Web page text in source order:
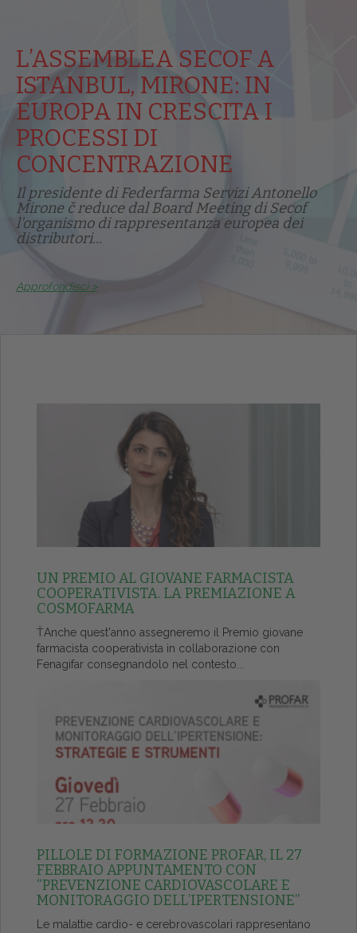
L’ASSEMBLEA SECOF A
ISTANBUL, MIRONE: IN
EUROPA IN CRESCITA I
PROCESSI DI
CONCENTRAZIONE
Il presidente di Federfarma Servizi Antonello
Mirone č reduce dal Board Meeting di Secof
l'organismo di rappresentanza europea dei
distributori...
Approfondisci >
UN PREMIO AL GIOVANE FARMACISTA
COOPERATIVISTA. LA PREMIAZIONE A
COSMOFARMA
ŤAnche quest'anno assegneremo il Premio giovane
farmacista cooperativista in collaborazione con
Fenagifar consegnandolo nel contesto...
PILLOLE DI FORMAZIONE PROFAR, IL 27
FEBBRAIO APPUNTAMENTO CON
“PREVENZIONE CARDIOVASCOLARE E
MONITORAGGIO DELL’IPERTENSIONE”
Le malattie cardio- e cerebrovascolari rappresentano